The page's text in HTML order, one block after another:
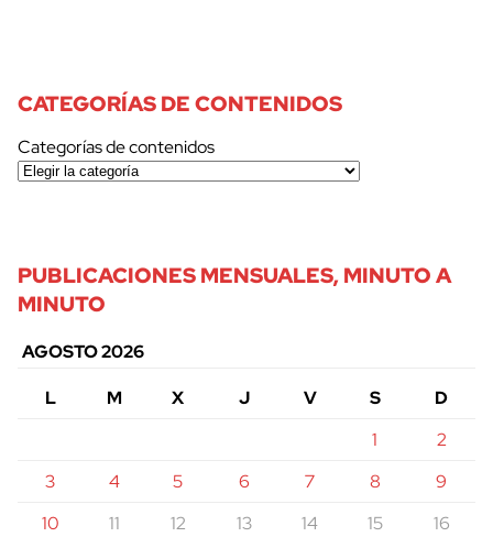
CATEGORÍAS DE CONTENIDOS
Categorías de contenidos
PUBLICACIONES MENSUALES, MINUTO A
MINUTO
AGOSTO 2026
L
M X J V S
D
1
2
3
4 5 6 7 8
9
10
11 12 13 14 15
16